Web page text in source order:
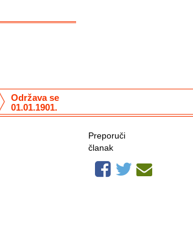
Održava se
01.01.1901.
Preporuči
članak